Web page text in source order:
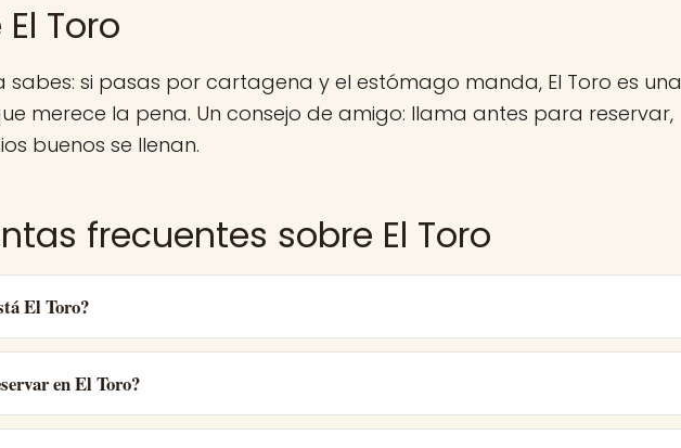
Toro
sabes: si pasas por cartagena y el estómago manda, El Toro es una
merece la pena. Un consejo de amigo: llama antes para reservar,
buenos se llenan.
frecuentes sobre El Toro
El Toro?
en El Toro?